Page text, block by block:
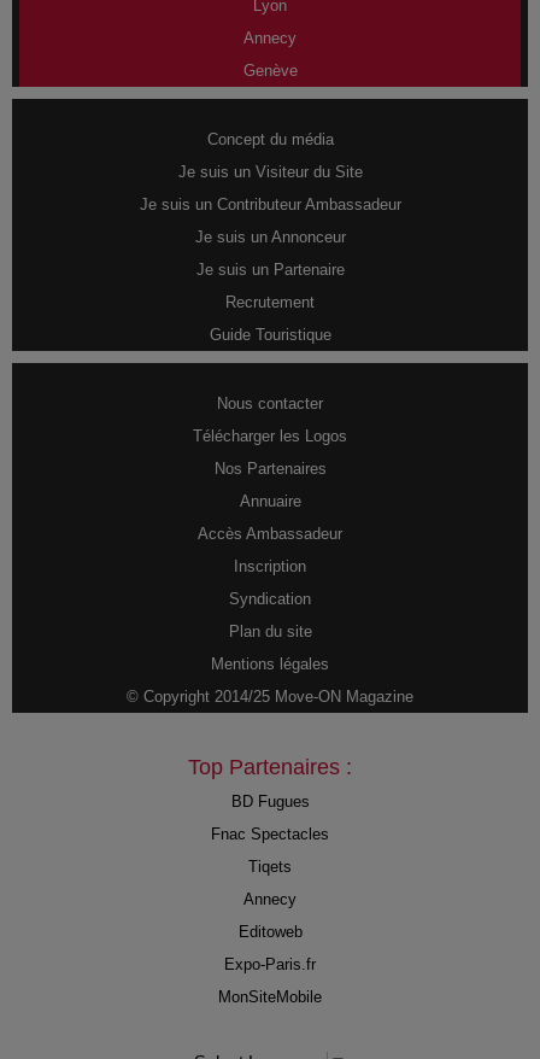
Lyon
Annecy
Genève
Concept du média
Je suis un Visiteur du Site
Je suis un Contributeur Ambassadeur
Je suis un Annonceur
Je suis un Partenaire
Recrutement
Guide Touristique
Nous contacter
Télécharger les Logos
Nos Partenaires
Annuaire
Accès Ambassadeur
Inscription
Syndication
Plan du site
Mentions légales
© Copyright 2014/25 Move-ON Magazine
Top Partenaires :
BD Fugues
Fnac Spectacles
Tiqets
Annecy
Editoweb
Expo-Paris.fr
MonSiteMobile